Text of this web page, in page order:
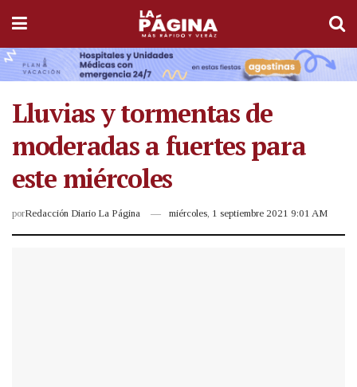
Lluvias y tormentas de
moderadas a fuertes para
este miércoles
porRedacción Diario La Página miércoles, 1 septiembre 2021 9:01 AM